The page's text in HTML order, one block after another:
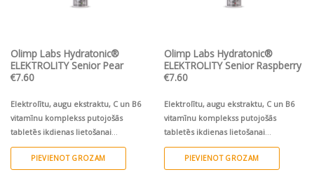
Olimp Labs Hydratonic®
ELEKTROLITY Senior Pear
€7.60
Elektrolītu, augu ekstraktu, C un B6
vitamīnu komplekss putojošās
tabletēs ikdienas lietošanai
pieaugušajiemPalīdz atjaunot
elektrolītu un šķidruma līdzsvaru
organismā* un sniedz atbalstu sirds-
PIEVIENOT GROZAM
Olimp Labs Hydratonic®
ELEKTROLITY Senior Raspberry
€7.60
Elektrolītu, augu ekstraktu, C un B6
vitamīnu komplekss putojošās
tabletēs ikdienas lietošanai
pieaugušajiemPalīdz atjaunot
elektrolītu un šķidruma līdzsvaru
organismā* un sniedz atbalstu sirds-
PIEVIENOT GROZAM